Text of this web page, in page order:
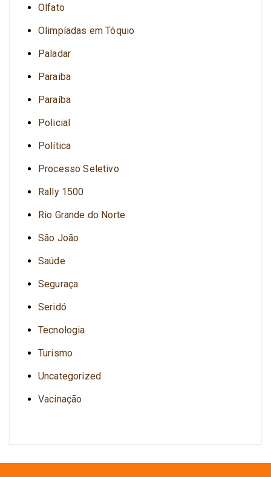
Olfato
Olimpíadas em Tóquio
Paladar
Paraiba
Paraíba
Policial
Política
Processo Seletivo
Rally 1500
Rio Grande do Norte
São João
Saúde
Seguraça
Seridó
Tecnologia
Turismo
Uncategorized
Vacinação